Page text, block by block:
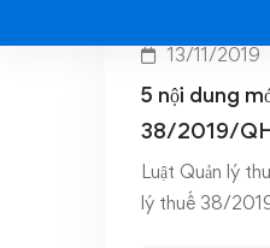
13/11/2019
5 nội dung
38/2019/
Luật Quản lý
lý thuế 38/